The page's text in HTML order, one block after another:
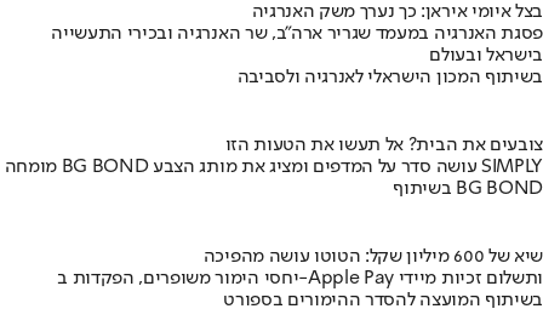
בצל איומי איראן: כך נערך משק האנרגיה
פסגת האנרגיה במעמד שגריר ארה"ב, שר האנרגיה ובכירי התעשייה
בישראל ובעולם
בשיתוף המכון הישראלי לאנרגיה ולסביבה
צובעים את הבית? אל תעשו את הטעות הזו
מומחה BG BOND עושה סדר על המדפים ומציג את מותג הצבע SIMPLY
בשיתוף BG BOND
שיא של 600 מיליון שקל: הטוטו עושה מהפיכה
יחסי הימור משופרים, הפקדות ב-Apple Pay ותשלום זכיות מיידי
בשיתוף המועצה להסדר ההימורים בספורט